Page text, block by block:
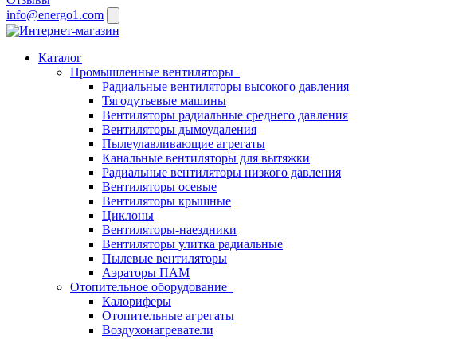
info@energo1.com
Каталог
Промышленные вентиляторы
Радиальные вентиляторы высокого давления
Тягодутьевые машины
Вентиляторы радиальные среднего давления
Вентиляторы дымоудаления
Пылеулавливающие агрегаты
Канальные вентиляторы для вытяжки
Радиальные вентиляторы низкого давления
Вентиляторы осевые
Вентиляторы крышные
Циклоны
Вентиляторы-наездники
Вентиляторы улитка радиальные
Пылевые вентиляторы
Аэраторы ПАМ
Отопительное оборудование
Калориферы
Отопительные агрегаты
Воздухонагреватели